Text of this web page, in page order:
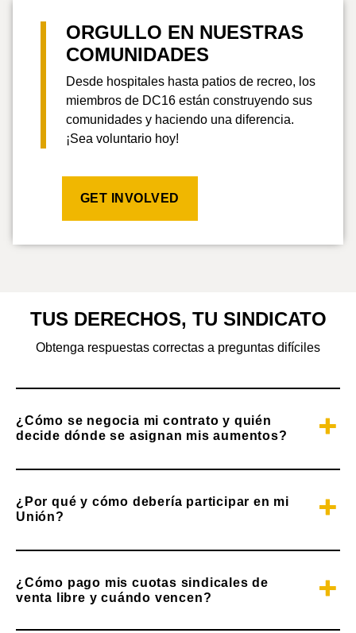
ORGULLO EN NUESTRAS
COMUNIDADES
Desde hospitales hasta patios de recreo, los
miembros de DC16 están construyendo sus
comunidades y haciendo una diferencia.
¡Sea voluntario hoy!
GET INVOLVED
TUS DERECHOS, TU SINDICATO
Obtenga respuestas correctas a preguntas difíciles
¿Cómo se negocia mi contrato y quién
decide dónde se asignan mis aumentos?
¿Por qué y cómo debería participar en mi
Unión?
¿Cómo pago mis cuotas sindicales de
venta libre y cuándo vencen?